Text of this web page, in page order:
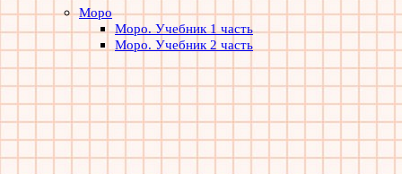
Моро
Моро. Учебник 1 часть
Моро. Учебник 2 часть